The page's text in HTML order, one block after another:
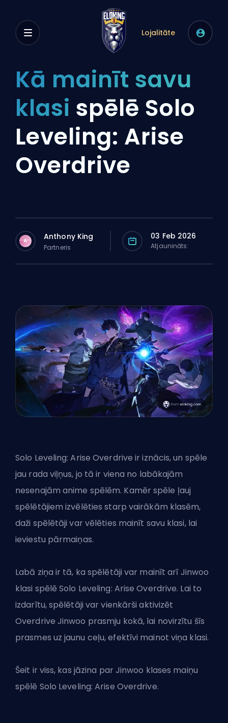
Lojalitāte
Kā mainīt savu
klasi spēlē Solo
Leveling: Arise
Overdrive
A Anthony King
Partneris
03 Feb 2026
Atjaunināts:
Solo Leveling: Arise Overdrive ir iznācis, un spēle
jau rada viļņus, jo tā ir viena no labākajām
nesenajām anime spēlēm. Kamēr spēle ļauj
spēlētājiem izvēlēties starp vairākām klasēm,
daži spēlētāji var vēlēties mainīt savu klasi, lai
ieviestu pārmaiņas.
Labā ziņa ir tā, ka spēlētāji var mainīt arī Jinwoo
klasi spēlē Solo Leveling: Arise Overdrive. Lai to
izdarītu, spēlētāji var vienkārši aktivizēt
Overdrive Jinwoo prasmju kokā, lai novirzītu šīs
prasmes uz jaunu ceļu, efektīvi mainot viņa klasi.
Šeit ir viss, kas jāzina par Jinwoo klases maiņu
spēlē Solo Leveling: Arise Overdrive.